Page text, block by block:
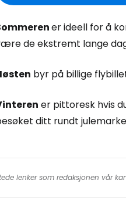
er ideell for å
de ekstremt lange
byr på billige
er pittoresk hvis
ditt rundt
lenker som redaksjonen vår